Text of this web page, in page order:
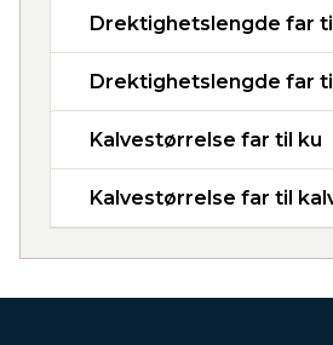
Drektighetslengde far
Drektighetslengde far
Kalvestørrelse far til ku
Kalvestørrelse far til